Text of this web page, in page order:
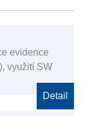
evidence
využití SW
Detail